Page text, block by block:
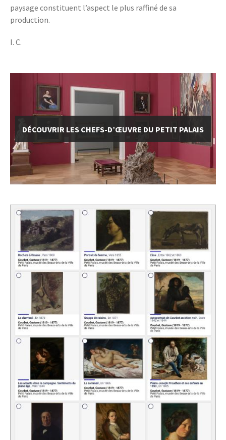
paysage constituent l’aspect le plus raffiné de sa
production.
I. C.
DÉCOUVRIR LES CHEFS-D’ŒUVRE DU PETIT PALAIS